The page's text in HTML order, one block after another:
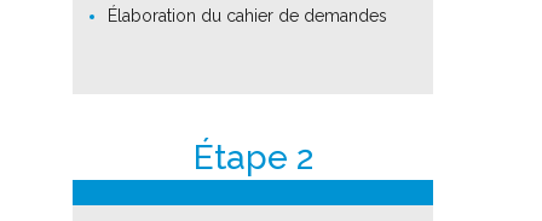
Élaboration du cahier de demandes
Étape 2